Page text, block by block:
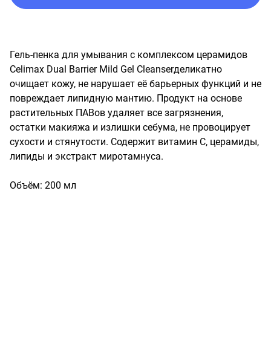
Гель-пенка для умывания с комплексом церамидов
Celimax Dual Barrier Mild Gel Cleanserделикатно
очищает кожу, не нарушает её барьерных функций и не
повреждает липидную мантию. Продукт на основе
растительных ПАВов удаляет все загрязнения,
остатки макияжа и излишки себума, не провоцирует
сухости и стянутости. Содержит витамин С, церамиды,
липиды и экстракт миротамнуса.
Объём: 200 мл